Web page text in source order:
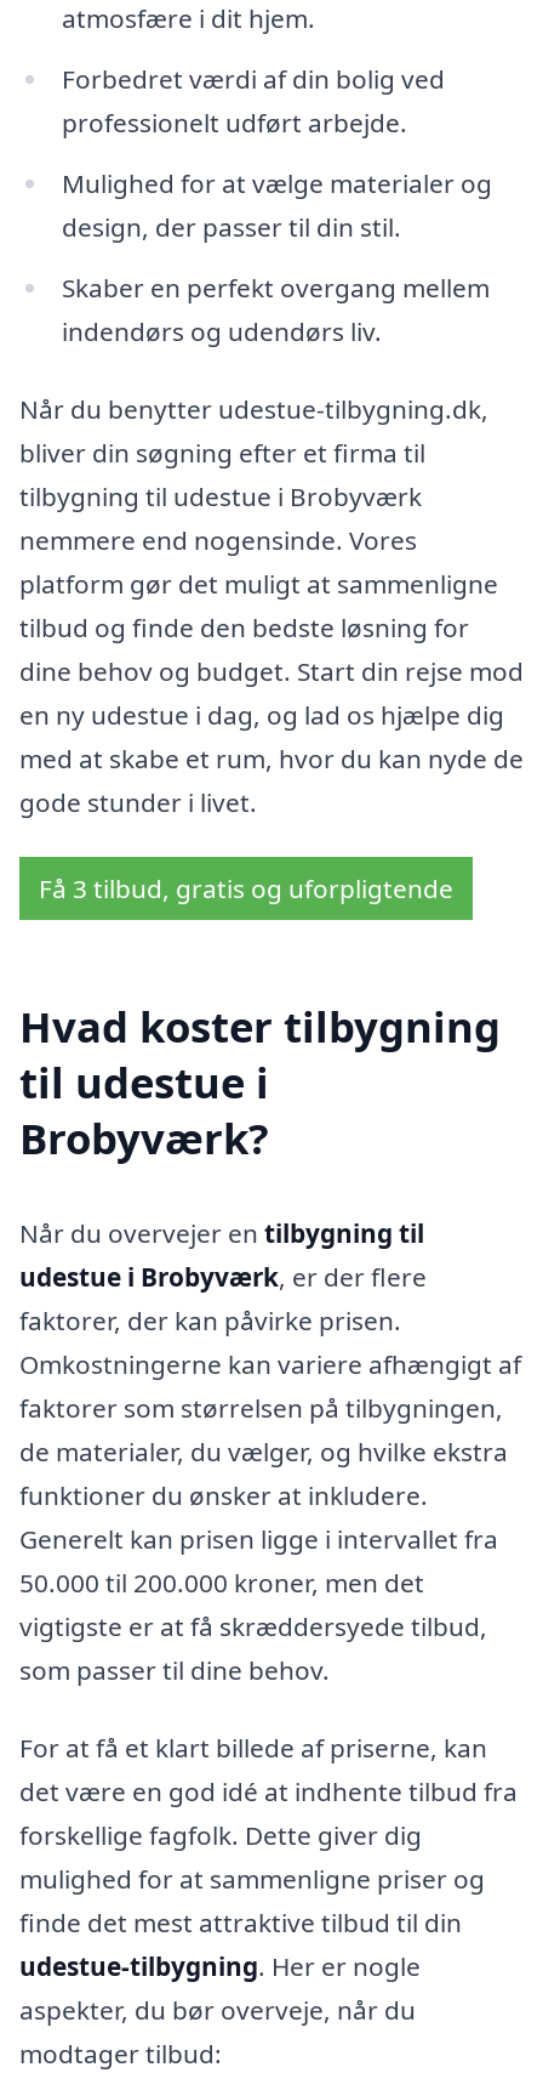
atmosfære i dit hjem.
Forbedret værdi af din bolig ved
professionelt udført arbejde.
Mulighed for at vælge materialer og
design, der passer til din stil.
Skaber en perfekt overgang mellem
indendørs og udendørs liv.
Når du benytter udestue-tilbygning.dk,
bliver din søgning efter et firma til
tilbygning til udestue i Brobyværk
nemmere end nogensinde. Vores
platform gør det muligt at sammenligne
tilbud og finde den bedste løsning for
dine behov og budget. Start din rejse mod
en ny udestue i dag, og lad os hjælpe dig
med at skabe et rum, hvor du kan nyde de
gode stunder i livet.
Få 3 tilbud, gratis og uforpligtende
Hvad koster tilbygning
til udestue i
Brobyværk?
Når du overvejer en tilbygning til
udestue i Brobyværk, er der flere
faktorer, der kan påvirke prisen.
Omkostningerne kan variere afhængigt af
faktorer som størrelsen på tilbygningen,
de materialer, du vælger, og hvilke ekstra
funktioner du ønsker at inkludere.
Generelt kan prisen ligge i intervallet fra
50.000 til 200.000 kroner, men det
vigtigste er at få skræddersyede tilbud,
som passer til dine behov.
For at få et klart billede af priserne, kan
det være en god idé at indhente tilbud fra
forskellige fagfolk. Dette giver dig
mulighed for at sammenligne priser og
finde det mest attraktive tilbud til din
udestue-tilbygning. Her er nogle
aspekter, du bør overveje, når du
modtager tilbud: